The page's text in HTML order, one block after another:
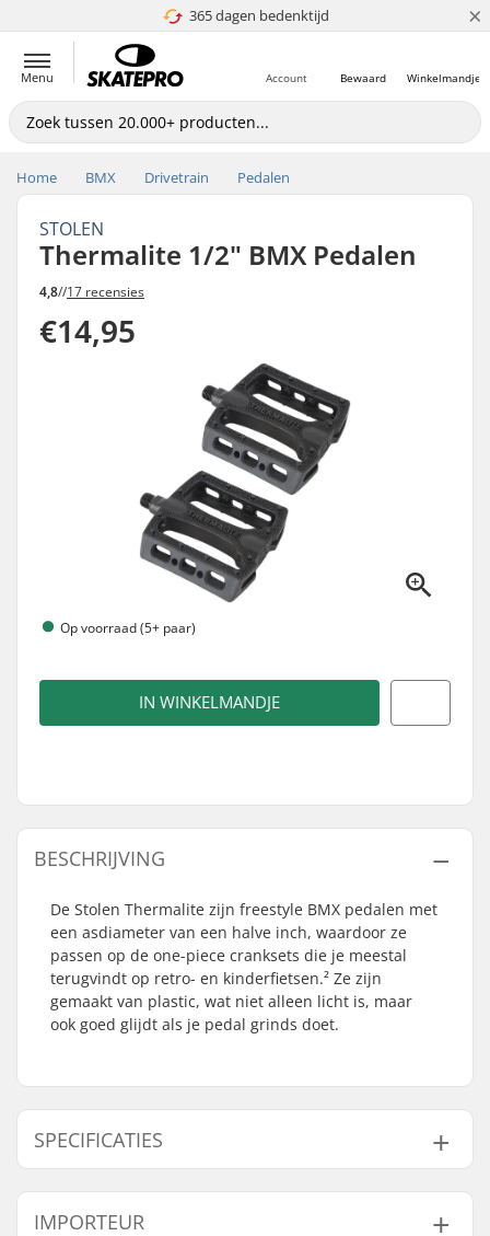
365 dagen bedenktijd
4.8 van 5 ×
Menu Winkelmandje
Bewaard
Account
Home BMX Drivetrain Pedalen
STOLEN
Thermalite 1/2" BMX Pedalen
4,8//17 recensies
€14,95
Op voorraad (5+ paar)
IN WINKELMANDJE
BESCHRIJVING
De Stolen Thermalite zijn freestyle BMX pedalen met
een asdiameter van een halve inch, waardoor ze
passen op de one-piece cranksets die je meestal
terugvindt op retro- en kinderfietsen.² Ze zijn
gemaakt van plastic, wat niet alleen licht is, maar
ook goed glijdt als je pedal grinds doet.
SPECIFICATIES
Pedaal as diameter:
1/2"
Pedalen materiaal:
IMPORTEUR